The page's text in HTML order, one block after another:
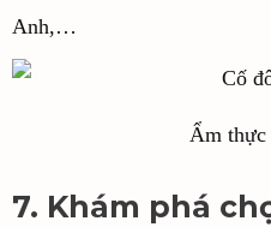
Anh,…
Ẩm thực
7. Khám phá